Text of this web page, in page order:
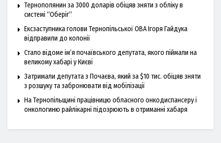
Тернополянин за 3000 доларів обіцяв зняти з обліку в
системі “Оберіг”
Ексзаступника голови Тернопільської ОВА Ігоря Гайдука
відправили до колонії
Стало відоме ім’я почаївського депутата, якого піймали на
великому хабарі у Києві
Затримали депутата з Почаєва, який за $10 тис. обіцяв зняти
з розшуку та забронювати від мобілізації
На Тернопільщині працівницю обласного онкодиспансеру і
онкологиню райлікарні підозрюють в отриманні хабаря